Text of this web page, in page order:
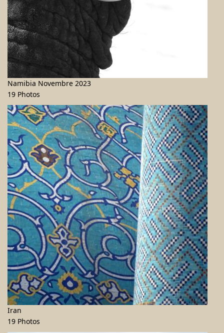
Namibia Novembre 2023
19 Photos
Iran
19 Photos